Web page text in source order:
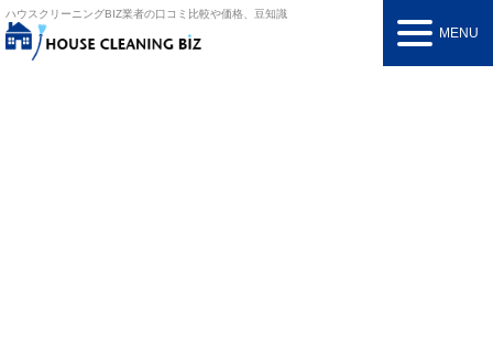
ハウスクリーニングBIZ業者の口コミ比較や価格、豆知識
MENU